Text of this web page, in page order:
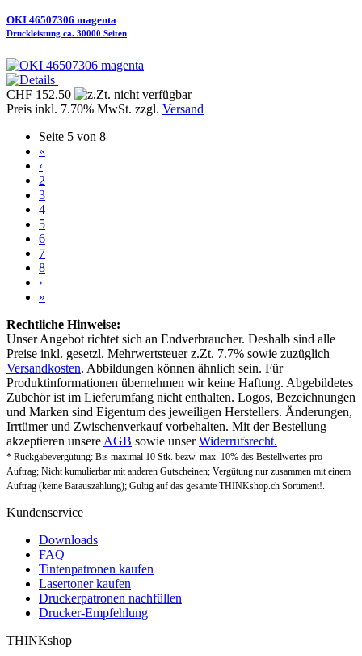
OKI 46507306 magenta
Druckleistung ca. 30000 Seiten
CHF 152.50
Preis inkl. 7.70% MwSt. zzgl. Versand
Seite 5 von 8
«
‹
2
3
4
5
6
7
8
›
»
Rechtliche Hinweise:
Unser Angebot richtet sich an Endverbraucher. Deshalb sind alle
Preise inkl. gesetzl. Mehrwertsteuer z.Zt. 7.7% sowie zuzüglich
Versandkosten. Abbildungen können ähnlich sein. Für
Produktinformationen übernehmen wir keine Haftung. Abgebildetes
Zubehör ist im Lieferumfang nicht enthalten. Logos, Bezeichnungen
und Marken sind Eigentum des jeweiligen Herstellers. Änderungen,
Irrtümer und Zwischenverkauf vorbehalten. Mit der Bestellung
akzeptieren unsere AGB sowie unserWiderrufsrecht.
* Rückgabevergütung: Bis maximal 10 Stk. bezw. max. 10% des Bestellwertes pro
Auftrag; Nicht kumulierbar mit anderen Gutscheinen; Vergütung nur zusammen mit einem
Auftrag (keine Barauszahlung); Gültig auf das gesamte THINKshop.ch Sortiment!.
Kundenservice
Downloads
FAQ
Tintenpatronen kaufen
Lasertoner kaufen
Druckerpatronen nachfüllen
Drucker-Empfehlung
THINKshop